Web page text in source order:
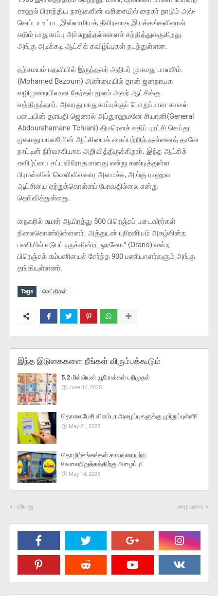
சாஹல் பிராந்திய நாடுகளின் வரிசையில் நைகர் நாடும் அல்-
கெய்டா உட்பட இஸ்லாமியத் தீவிரவாத இயக்கங்களினால்
கடும் பாதுகாப்பு அச்சுறுத்தல்களைச் சந்தித்துவருகிறது.
அங்கு அடிக்கடி ஆட்சிக் கவிழ்ப்புகள் நடந்துள்ளன.
தற்சமயம் பதவியில் இருந்தவர் அதிபர் முகமது பாஸூம்.
(Mohamed Bazoum) அண்மையில் தான் ஜனநாயக
வழிமுறையிலான தேர்தல் மூலம் அவர் ஆட்சிக்கு
வந்திருந்தார். அவரது பாதுகாப்புக்குப் பொறுப்பான காவல்
படையின் தளபதி ஜெனரல் அப்துரஹமனே சியானி(General
Abdourahamane Tchiani) திடீரெனச் சதிப் புரட்சி செய்து
முகமது பாஸூமின் ஆட்சியைக் கைப்பற்றித் தன்னைத் தானே
நாட்டின் நிர்வாகியாக அறிவித்திருக்கிறார். இந்த ஆட்சிக்
கவிழ்ப்பை சட்டவிரோதமானது என்று கண்டித்துள்ள
பிரான்ஸின் வெளிவிவகார அமைச்சு, அங்கு ராணுவ
ஆட்சியை ஏற்றுக்கொள்ளப் போவதில்லை என்று
தெரிவித்துள்ளது.
நைகரில் சுமார் ஆயிரத்து 500 பிரெஞ்சுப் படைவீரர்கள்
நிலைகொண்டுள்ளனர். அத்துடன் யுரேனியம் அகழ்கின்ற
பணியில் ஈடுபட்டிருக்கின்ற "ஓரனோ" (Orano) என்ற
பிரெஞ்சுக் கம்பனியைச் சேர்ந்த 900 பணியாளர்களும் அங்கு
தங்கியுள்ளனர்.
Tags செய்திகள்
இந்த இடுகைகளை நீங்கள் விரும்பக்கூடும்
5.2 மில்லியன் யூரோக்கள் பறிமுதல்
June 14, 2025
தொலைபேசி விளம்பர அழைப்புகளுக்கு முற்றுப்புள்ளி!
May 21, 2025
தொழிற்சங்கங்கள் காலவரையற்ற
வேலைநிறுத்தத்திற்கு அழைப்பு!
May 14, 2025
புதியது பழையவை